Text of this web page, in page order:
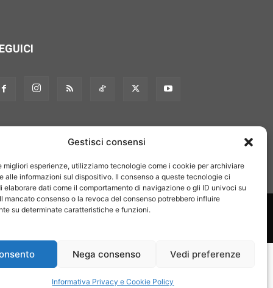
Gestisci consensi
migliori esperienze, utilizziamo tecnologie come i cookie per archiviare
alle informazioni sul dispositivo. Il consenso a queste tecnologie ci
elaborare dati come il comportamento di navigazione o gli ID univoci su
mancato consenso o la revoca del consenso potrebbero influire
su determinate caratteristiche e funzioni.
Nega consenso Vedi preferenze
Informativa Privacy e Cookie Policy
noi Pubblicità Privacy policy Linee editoriali